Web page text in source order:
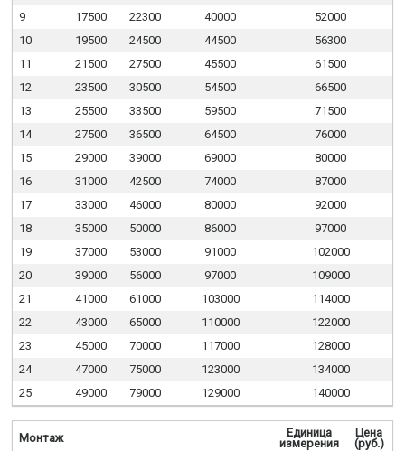
9 17500 22300 40000
52000
10
19500 24500 44500
56300
11
21500 27500 45500
61500
12
23500 30500 54500
66500
13
25500 33500 59500
71500
14
27500 36500 64500
76000
15
29000 39000 69000
80000
16
31000 42500 74000
87000
17
33000 46000 80000
92000
18
35000 50000 86000
97000
19
37000 53000 91000
102000
20
39000 56000 97000
109000
21
41000 61000 103000
114000
22
43000 65000 110000
122000
23
45000 70000 117000
128000
24
47000 75000 123000
134000
25
49000 79000 129000 140000
Монтаж
Единица
измерения
Цена
(руб.)